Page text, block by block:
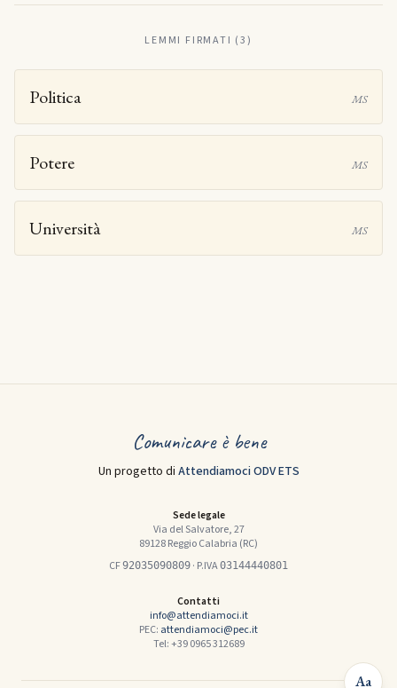
LEMMI FIRMATI (3)
Politica MS
Potere MS
Università MS
Comunicare è bene
Un progetto di Attendiamoci ODV ETS
Sede legale
Via del Salvatore, 27
89128 Reggio Calabria (RC)
CF92035090809 · P.IVA03144440801
Contatti
info@attendiamoci.it
PEC: attendiamoci@pec.it
Tel: +39 0965 312689
Aa